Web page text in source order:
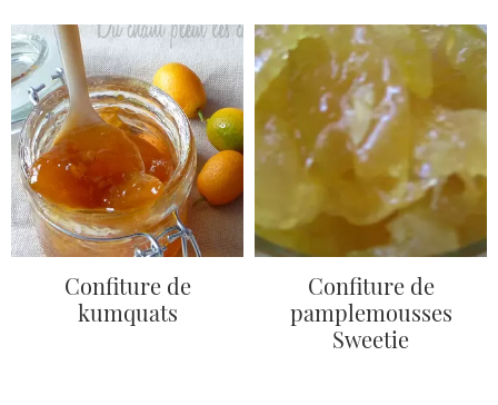
Confiture de
kumquats
Confiture de
pamplemousses
Sweetie